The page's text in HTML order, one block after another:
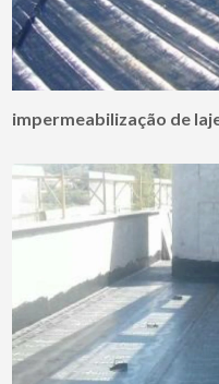
impermeabilização de